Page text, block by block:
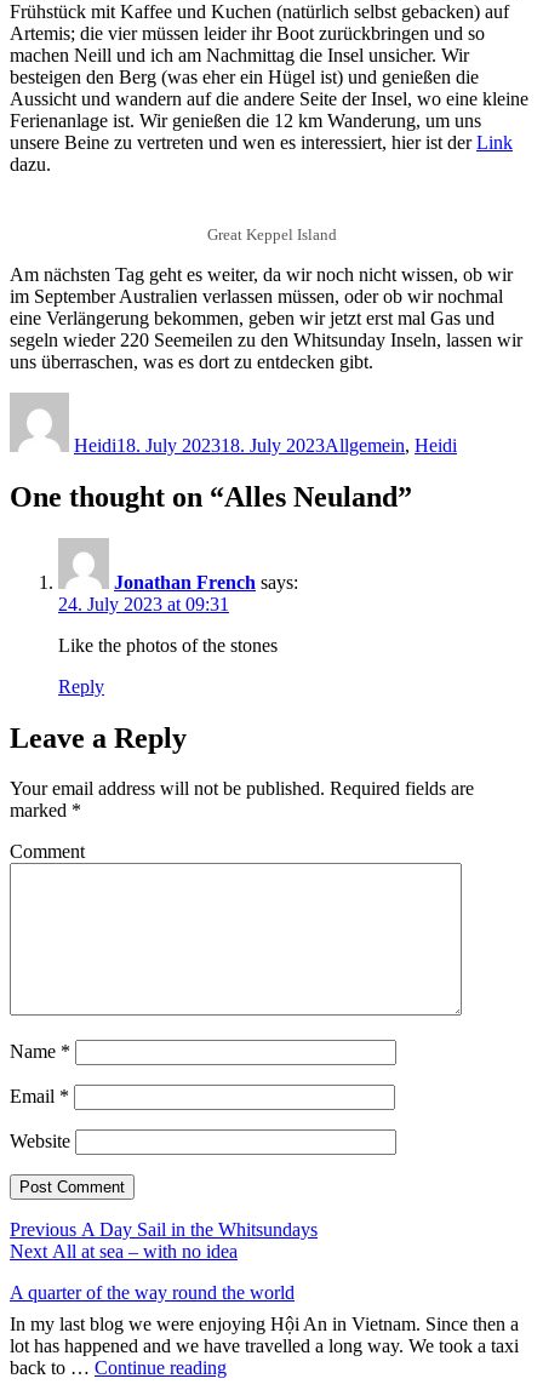
Frühstück mit Kaffee und Kuchen (natürlich selbst gebacken) auf
Artemis; die vier müssen leider ihr Boot zurückbringen und so
machen Neill und ich am Nachmittag die Insel unsicher. Wir
besteigen den Berg (was eher ein Hügel ist) und genießen die
Aussicht und wandern auf die andere Seite der Insel, wo eine kleine
Ferienanlage ist. Wir genießen die 12 km Wanderung, um uns
unsere Beine zu vertreten und wen es interessiert, hier ist derLink
dazu.
Great Keppel Island
Am nächsten Tag geht es weiter, da wir noch nicht wissen, ob wir
im September Australien verlassen müssen, oder ob wir nochmal
eine Verlängerung bekommen, geben wir jetzt erst mal Gas und
segeln wieder 220 Seemeilen zu den Whitsunday Inseln, lassen wir
uns überraschen, was es dort zu entdecken gibt.
Heidi18. July 202318. July 2023Allgemein, Heidi
One thought on “Alles Neuland”
Jonathan French says:
24. July 2023 at 09:31
Like the photos of the stones
Reply
Leave a Reply
Your email address will not be published. Required fields are
marked *
Comment
Name *
Email *
Website
Post
navigation
Previous Previous
post:
A Day Sail in the Whitsundays
Next Next
All at sea – with no idea
A quarter of the way round the world
In my last blog we were enjoying Hội An in Vietnam. Since then a
lot has happened and we have travelled a long way. We took a taxi
back to … Continue reading"A